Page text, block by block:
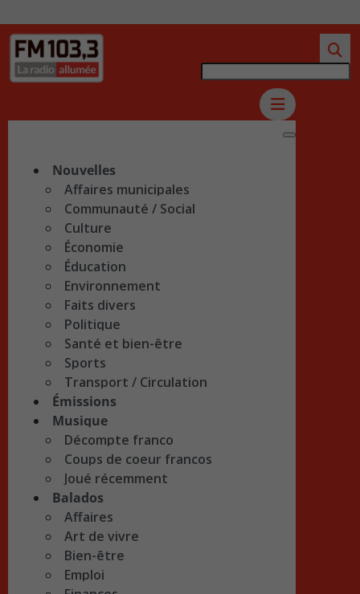
Nouvelles
Affaires municipales
Communauté / Social
Culture
Économie
Éducation
Environnement
Faits divers
Politique
Santé et bien-être
Sports
Transport / Circulation
Émissions
Musique
Décompte franco
Coups de coeur francos
Joué récemment
Balados
Affaires
Art de vivre
Bien-être
Emploi